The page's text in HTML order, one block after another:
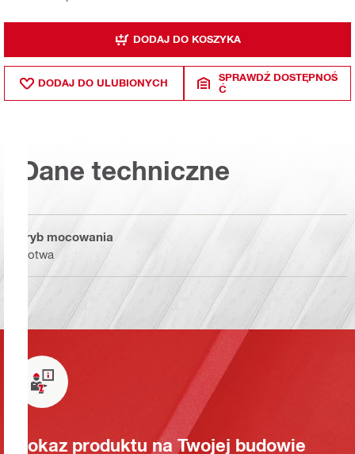
DODAJ DO KOSZYKA
DODAJ DO ULUBIONYCH
SPRAWDŹ DOSTĘPNOŚ
Ć
Dane techniczne
Tryb mocowania
Kotwa
Pokaz produktu na Twojej budowie